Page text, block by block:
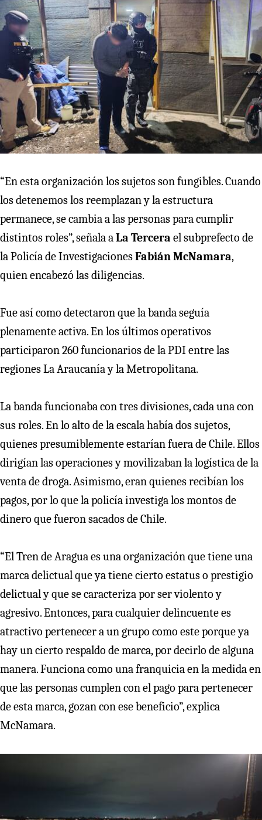
“En esta organización los sujetos son fungibles. Cuando
los detenemos los reemplazan y la estructura
permanece, se cambia a las personas para cumplir
distintos roles”, señala aLa Tercera el subprefecto de
la Policía de InvestigacionesFabián McNamara,
quien encabezó las diligencias.
Fue así como detectaron que la banda seguía
plenamente activa. En los últimos operativos
participaron 260 funcionarios de la PDI entre las
regiones La Araucanía y la Metropolitana.
La banda funcionaba con tres divisiones, cada una con
sus roles. En lo alto de la escala había dos sujetos,
quienes presumiblemente estarían fuera de Chile. Ellos
dirigían las operaciones y movilizaban la logística de la
venta de droga. Asimismo, eran quienes recibían los
pagos, por lo que la policía investiga los montos de
dinero que fueron sacados de Chile.
“El Tren de Aragua es una organización que tiene una
marca delictual que ya tiene cierto estatus o prestigio
delictual y que se caracteriza por ser violento y
agresivo. Entonces, para cualquier delincuente es
atractivo pertenecer a un grupo como este porque ya
hay un cierto respaldo de marca, por decirlo de alguna
manera. Funciona como una franquicia en la medida en
que las personas cumplen con el pago para pertenecer
de esta marca, gozan con ese beneficio”, explica
McNamara.